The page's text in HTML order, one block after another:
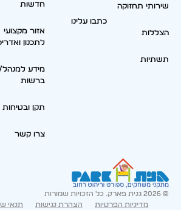
שירותי תחזוקה
הצללות
תשתיות
כתבו עלינו
חדשות
אזור מקצועי
לתכנון
מידע
ברשות
תקן ובטיחות
צרו קשר
© 2026 גנית פארק. כל הזכויות שמורות
מדיניות הפרטיות
הצהרת נגישות תנאי